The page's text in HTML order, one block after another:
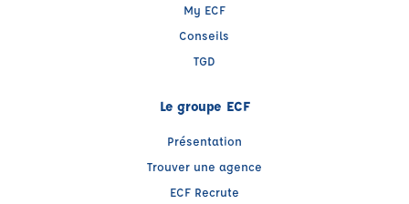
My ECF
Conseils
TGD
Le groupe ECF
Présentation
Trouver une agence
ECF Recrute